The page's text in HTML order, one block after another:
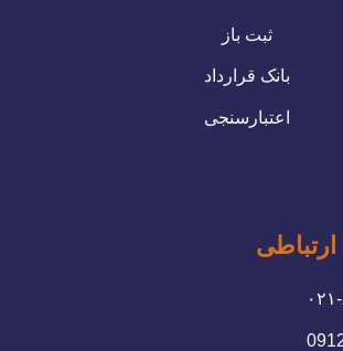
ثبت باز
بانک قرارداد
اعتبارسنجی